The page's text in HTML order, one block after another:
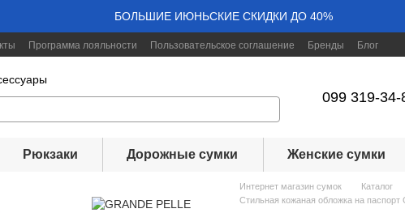
БОЛЬШИЕ ИЮНЬСКИЕ СКИДКИ ДО 40%
Программа лояльности Пользовательское соглашение Бренды
Блог
099 319-34-
Рюкзаки Дорожные сумки Женские сумки
Интернет магазин сумок Каталог
Стильная кожаная обложка на